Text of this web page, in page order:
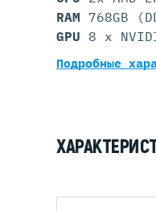
RAM 768GB
GPU 8 x
Подробные